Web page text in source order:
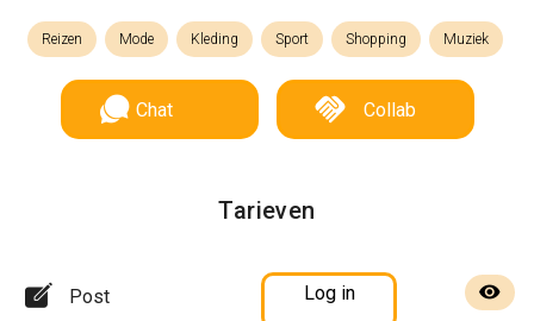
Reizen Mode Kleding Sport Shopping Muziek
Chat Collab
Tarieven
Post Log in